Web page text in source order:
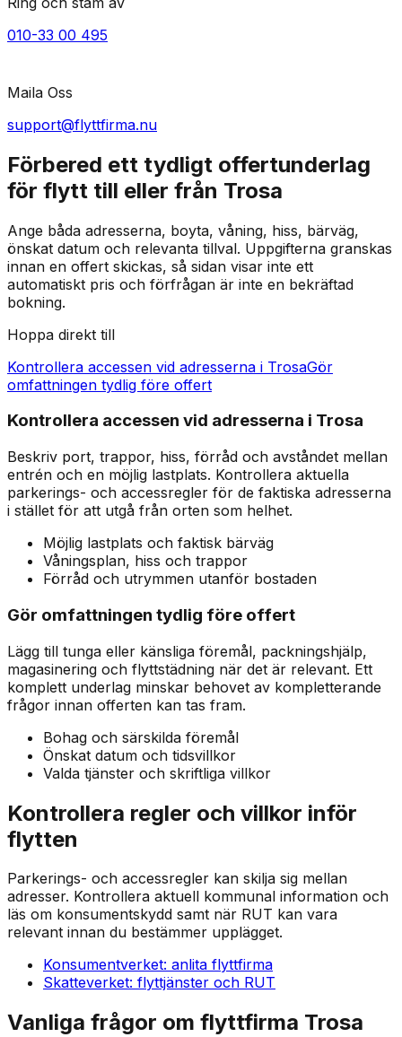
010-33 00 495
Maila Oss
support@flyttfirma.nu
Förbered ett tydligt offertunderlag
för flytt till eller från Trosa
Ange båda adresserna, boyta, våning, hiss, bärväg,
önskat datum och relevanta tillval. Uppgifterna granskas
innan en offert skickas, så sidan visar inte ett
automatiskt pris och förfrågan är inte en bekräftad
bokning.
Hoppa direkt till
Kontrollera accessen vid adresserna i TrosaGör
omfattningen tydlig före offert
Kontrollera accessen vid adresserna i Trosa
Beskriv port, trappor, hiss, förråd och avståndet mellan
entrén och en möjlig lastplats. Kontrollera aktuella
parkerings- och accessregler för de faktiska adresserna
i stället för att utgå från orten som helhet.
Möjlig lastplats och faktisk bärväg
Våningsplan, hiss och trappor
Förråd och utrymmen utanför bostaden
Gör omfattningen tydlig före offert
Lägg till tunga eller känsliga föremål, packningshjälp,
magasinering och flyttstädning när det är relevant. Ett
komplett underlag minskar behovet av kompletterande
frågor innan offerten kan tas fram.
Bohag och särskilda föremål
Önskat datum och tidsvillkor
Valda tjänster och skriftliga villkor
Kontrollera regler och villkor inför
flytten
Parkerings- och accessregler kan skilja sig mellan
adresser. Kontrollera aktuell kommunal information och
läs om konsumentskydd samt när RUT kan vara
relevant innan du bestämmer upplägget.
Konsumentverket: anlita flyttfirma
Skatteverket: flyttjänster och RUT
Vanliga frågor om flyttfirma Trosa